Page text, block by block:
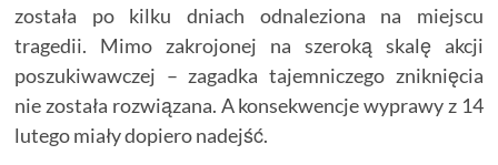
została po kilku dniach odnaleziona na miejscu
tragedii. Mimo zakrojonej na szeroką skalę akcji
poszukiwawczej – zagadka tajemniczego zniknięcia
nie została rozwiązana. A konsekwencje wyprawy z 14
lutego miały dopiero nadejść.